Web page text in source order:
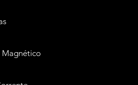
Magnético